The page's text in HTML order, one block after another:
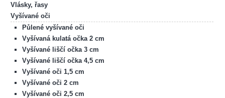
Vlásky, řasy
Vyšívané oči
Půlené vyšívané oči
Vyšívaná kulatá očka 2 cm
Vyšívané liščí očka 3 cm
Vyšívané liščí očka 4,5 cm
Vyšívané oči 1,5 cm
Vyšívané oči 2 cm
Vyšívané oči 2,5 cm